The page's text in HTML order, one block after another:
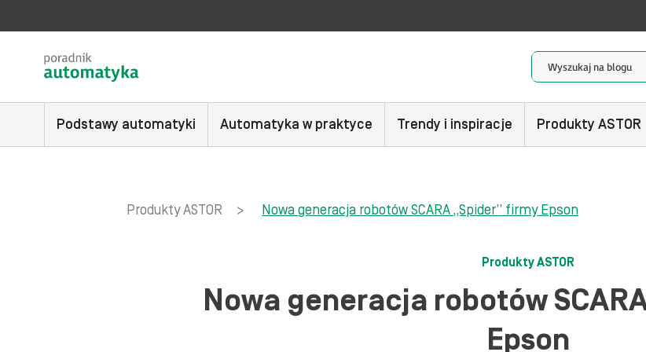
Podstawy automatyki Automatyka w praktyce Trendy i inspiracje Produkty ASTOR
Produkty ASTOR > Nowa generacja robotów SCARA „Spider” firmy Epson
Produkty ASTOR
Nowa generacja robotów
Epson